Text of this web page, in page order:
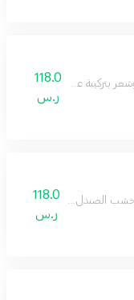
بتركيبة عطرية فاخرة
118.0
ر.س
الصندل والباتشولي
118.0
ر.س